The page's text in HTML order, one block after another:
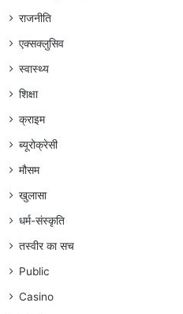
राजनीति
एक्सक्लुसिव
स्वास्थ्य
शिक्षा
क्राइम
ब्यूरोक्रेसी
मौसम
खुलासा
धर्म-संस्कृति
तस्वीर का सच
Public
Casino